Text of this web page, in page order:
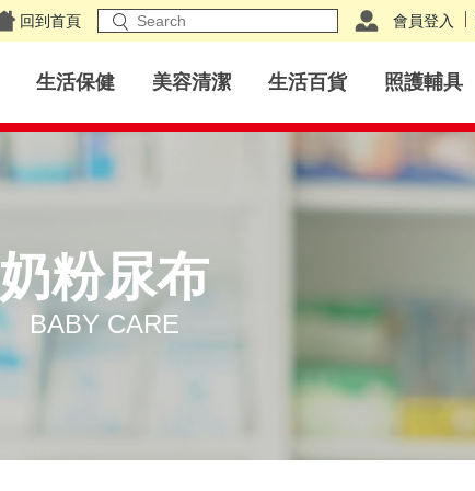
回到首頁 會員登入
生活保健 美容清潔 生活百貨 照護輔具
奶粉尿布
BABY CARE